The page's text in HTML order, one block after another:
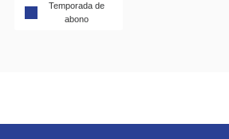
Temporada de
abono